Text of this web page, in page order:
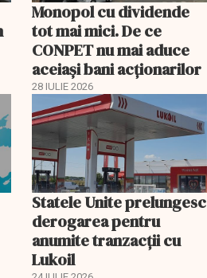
Monopol cu dividende
tot mai mici. De ce
CONPET nu mai aduce
aceiași bani acționarilor
28 IULIE 2026
Statele Unite prelungesc
derogarea pentru
anumite tranzacții cu
Lukoil